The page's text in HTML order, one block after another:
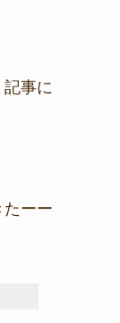
事に
ーー